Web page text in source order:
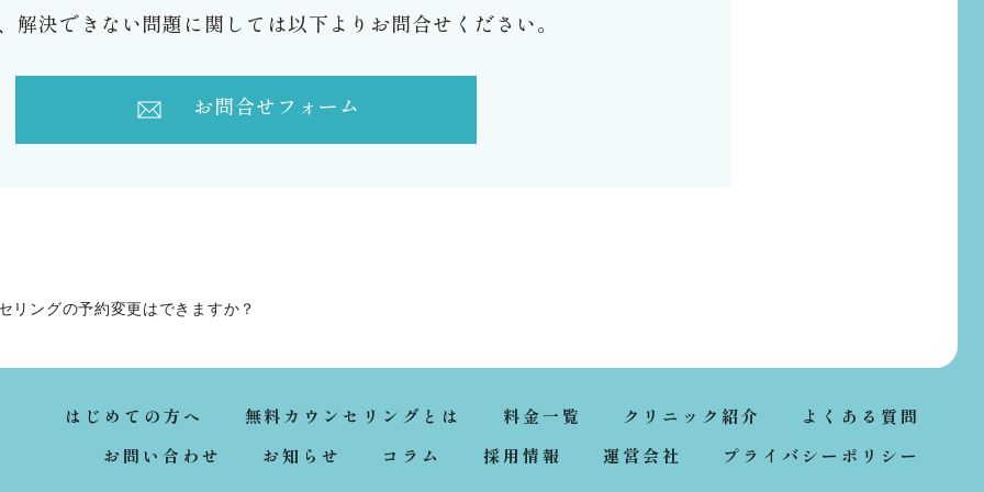
解決できない問題に関しては以下よりお問合せください。
お問合せフォーム
リングの予約変更はできますか？
はじめての方へ 無料カウンセリングとは 料金一覧 クリニック紹介
よくある質問
お問い合わせ
お知らせ コラム 採用情報 運営会社 プライバシーポリシー